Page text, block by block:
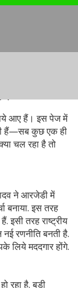
आए हैं। इस पेज में
हैं—सब कुछ एक ही
चल रहा है तो
ने आरजेडी में
बनाया. इस तरह
इसी तरह राष्ट्रीय
रणनीति बनती है.
लिये मददगार होंगे.
रहा है. बड़ी